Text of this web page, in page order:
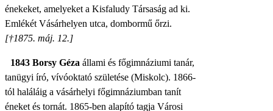
énekeket, amelyeket a Kisfaludy Társaság ad ki.
Emlékét Vásárhelyen utca, dombormű őrzi.
[†1875. máj. 12.]
1843 Borsy Gézaállami és főgimnáziumi tanár,
tanügyi író, vívóoktató születése (Miskolc). 1866-
tól haláláig a vásárhelyi főgimnáziumban tanít
éneket és tornát. 1865-ben alapító tagja Városi